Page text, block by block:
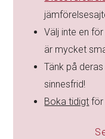
Välj inte en
är mycket
Tänk på
sinnesfrid!
Boka tidigt för